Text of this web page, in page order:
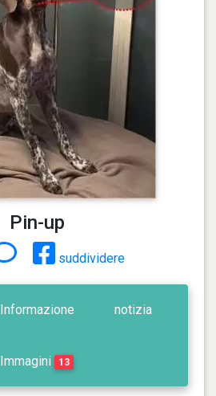
Pin-up
suddividere
Informazione notizia
Immagini 13